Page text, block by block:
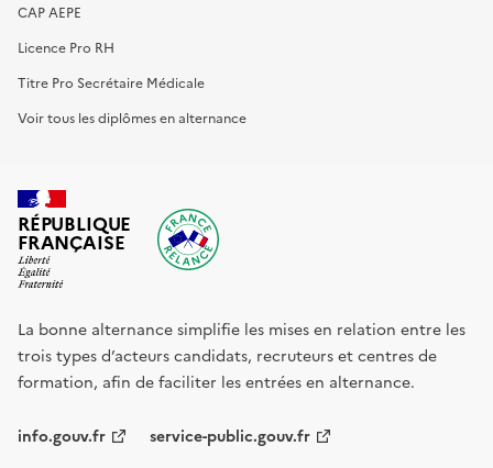
CAP AEPE
Licence Pro RH
Titre Pro Secrétaire Médicale
Voir tous les diplômes en alternance
RÉPUBLIQUE
FRANÇAISE
La bonne alternance simplifie les mises en relation entre les
trois types d’acteurs candidats, recruteurs et centres de
formation, afin de faciliter les entrées en alternance.
info.gouv.fr service-public.gouv.fr